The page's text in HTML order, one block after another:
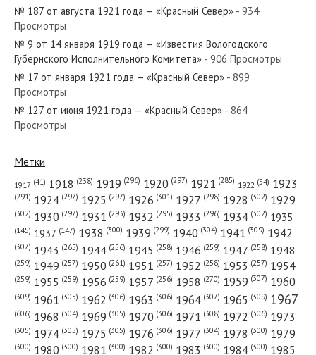
№ 14 от января 1987 года —
«Красный Север»
№ 111 от июня 1948 года —
№ 187 от августа 1921 года — «Красный Север» - 934
Просмотры
№ 9 от 14 января 1919 года — «Известия Вологодского
Губернского Исполнительного Комитета» - 906 Просмотры
№ 17 от января 1921 года — «Красный Север» - 899
Просмотры
№ 127 от июня 1921 года — «Красный Север» - 864
Просмотры
Метки
1917 (41) 1918 (238) 1919 (296) 1920 (297) 1921 (285) 1922 (54) 1923
(291) 1924 (297) 1925 (297) 1926 (301) 1927 (298) 1928 (302) 1929
(302) 1930 (297) 1931 (293) 1932 (295) 1933 (296) 1934 (302) 1935
(145) 1937 (147) 1938 (300) 1939 (299) 1940 (304) 1941 (309) 1942
(307) 1943 (265) 1944 (256) 1945 (258) 1946 (259) 1947 (258) 1948
(259) 1949 (257) 1950 (261) 1951 (257) 1952 (258) 1953 (257) 1954
(259) 1955 (259) 1956 (259) 1957 (256) 1958 (270) 1959 (307) 1960
(309) 1961 (305) 1962 (306) 1963 (306) 1964 (307) 1965 (309) 1967
(606) 1968 (304) 1969 (305) 1970 (306) 1971 (308) 1972 (306) 1973
(305) 1974 (305) 1975 (305) 1976 (306) 1977 (304) 1978 (300) 1979
(300) 1980 (300) 1981 (300) 1982 (300) 1983 (300) 1984 (300) 1985